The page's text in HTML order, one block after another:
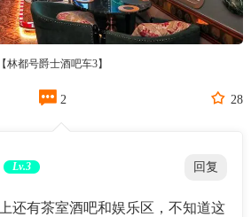
【林都号爵士酒吧车3】
 2  28
Lv.3 回复
还有茶室酒吧和娱乐区，不知道这